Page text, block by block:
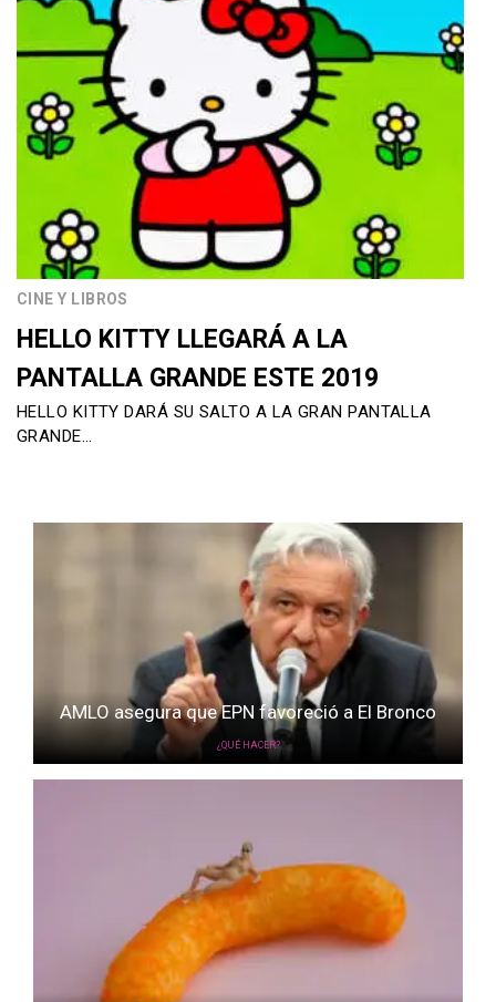
CINE Y LIBROS
HELLO KITTY LLEGARÁ A LA
PANTALLA GRANDE ESTE 2019
HELLO KITTY DARÁ SU SALTO A LA GRAN PANTALLA
GRANDE…
AMLO asegura que EPN favoreció a El Bronco
¿QUÉ HACER?